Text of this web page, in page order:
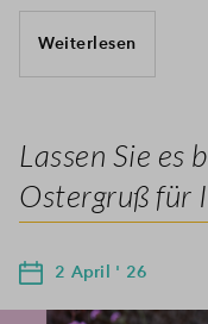
Weiterlesen
Lassen Sie es
Ostergruß für
2 April ' 26